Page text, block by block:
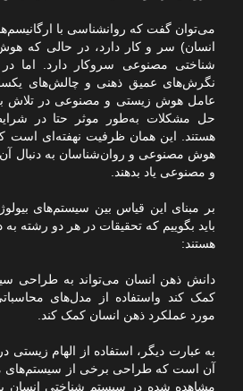
می‌توان گفت که روانشناسی با
انسان) سر و کار دارد، در حالی که
شناختی مصنوعی سروکار دارد. اما
نگرش‌های عمیق ذهنی و چالش‌های
عامل هوش زیستی و مصنوعی در تلاش
حل مشکلات به‌طور موثر حتا در
هستند. این همان ظرفیت نهفته‌ای است
هوش مصنوعی و روان‌شناسان به دنبال آن
و مصنوعی یاد بدهند.
بر مبنای این قیاس بین سیستم‌های
باید بگوییم که تحقیقات در هر دو رشته به
هستند:
دانش ذهن انسان می‌تواند به طراحی
کمک کند واستفاده از مدل‌های
مورد عملکرد ذهن انسان کمک کند.
به عبارت دیگر، استفاده از الهام
آن است که طراحی برخی از سیستم‌های
مشاهده شده در سیستم شناختی انسان